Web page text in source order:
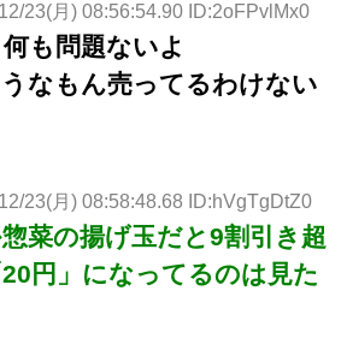
23(月) 08:56:54.90 ID:2oFPvlMx0
も問題ないよ
なもん売ってるわけない
23(月) 08:58:48.68 ID:hVgTgDtZ0
菜の揚げ玉だと9割引き超
円」になってるのは見た